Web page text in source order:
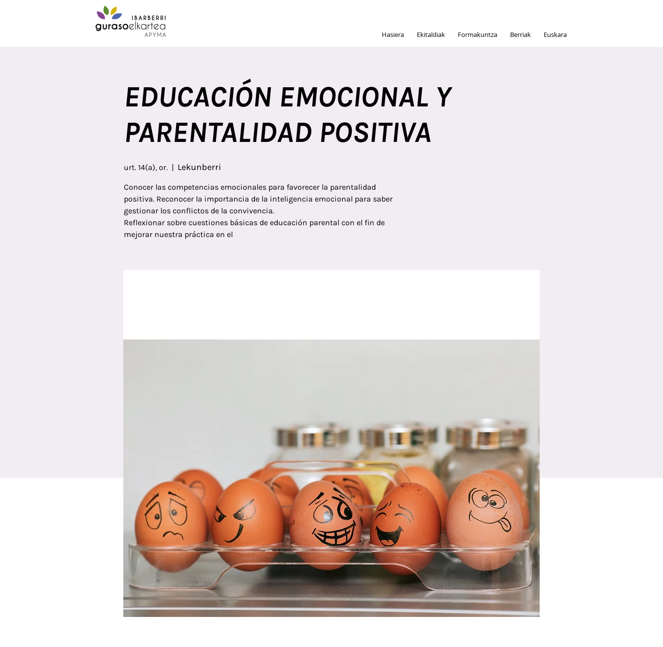
Hasiera Ekitaldiak Formakuntza Berriak Euskara
EDUCACIÓN EMOCIONAL Y
PARENTALIDAD POSITIVA
urt. 14(a), or.
  |
Lekunberri
Conocer las competencias emocionales para favorecer la parentalidad
positiva. Reconocer la importancia de la inteligencia emocional para saber
gestionar los conflictos de la convivencia.
Reflexionar sobre cuestiones básicas de educación parental con el fin de
mejorar nuestra práctica en el